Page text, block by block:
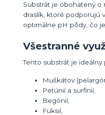
Substrát je obohatený o
draslík, ktoré podporujú
optimálne pH pôdy, čo
Všestranné
Tento substrát je ideálny
Muškátov
Petúnií a surfínií,
Begónií,
Fuksií,